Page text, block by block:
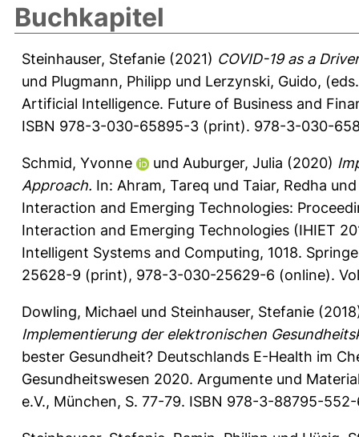
Buchkapitel
Steinhauser, Stefanie (2021) COVID-19 as a
und Plugmann, Philipp und Lerzynski, Guido,
Artificial Intelligence. Future of Business and
ISBN 978-3-030-65895-3 (print). 978-3-030-
Schmid, Yvonne und Auburger, Julia (2020)
Approach. In: Ahram, Tareq und Taiar, Redha
Interaction and Emerging Technologies:
Interaction and Emerging Technologies (IHIET
Intelligent Systems and Computing, 1018.
25628-9 (print), 978-3-030-25629-6 (online).
Dowling, Michael und Steinhauser, Stefanie
Implementierung der elektronischen
bester Gesundheit? Deutschlands E-Health im
Gesundheitswesen 2020. Argumente und
e.V., München, S. 77-79. ISBN 978-3-88795-